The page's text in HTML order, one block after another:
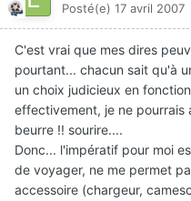
Posté(e) 17 avril 2007
C'est vrai que mes dires
pourtant... chacun sait qu'à
un choix judicieux en
effectivement, je ne pourrais
beurre !! sourire....
Donc... l'impératif pour moi
de voyager, ne me permet
accessoire (chargeur,